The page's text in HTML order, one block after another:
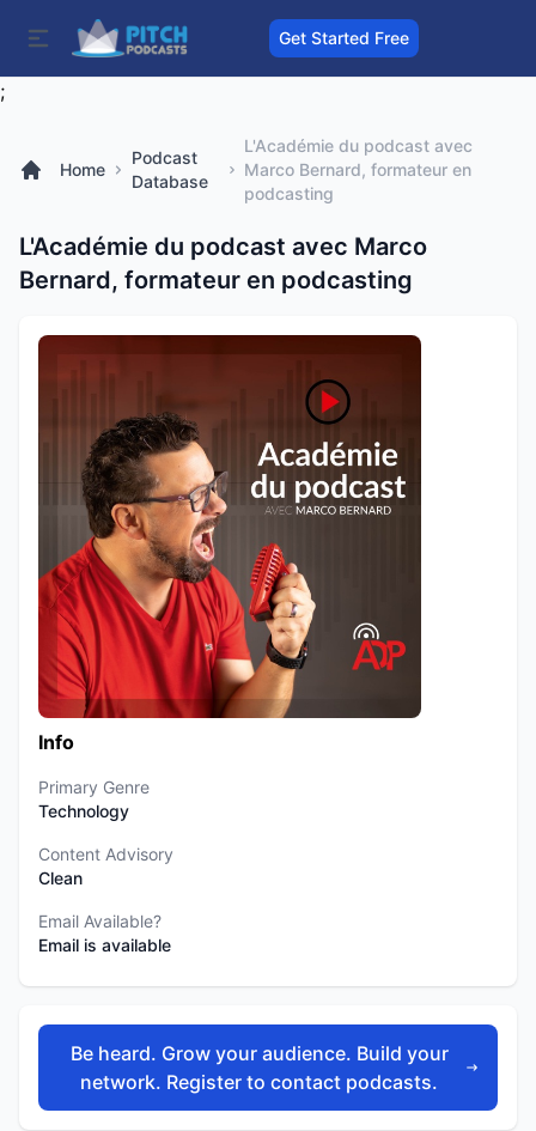
Get Started Free
;
Home
Podcast
Database
L'Académie du podcast avec
Marco Bernard, formateur en
podcasting
L'Académie du podcast avec Marco
Bernard, formateur en podcasting
Info
Primary Genre
Technology
Content Advisory
Clean
Email Available?
Email is available
Be heard. Grow your audience. Build your
network. Register to contact podcasts.